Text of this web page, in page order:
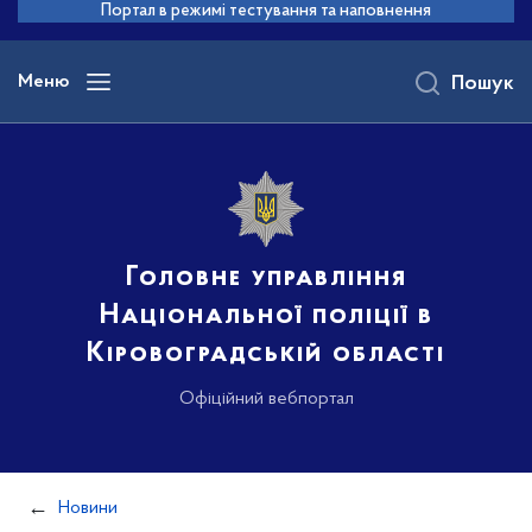
основного
вмісту
Портал в режимі тестування та наповнення
Меню
Головне управління
Національної поліції в
Кіровоградській області
Офіційний вебпортал
Пошук
Новини